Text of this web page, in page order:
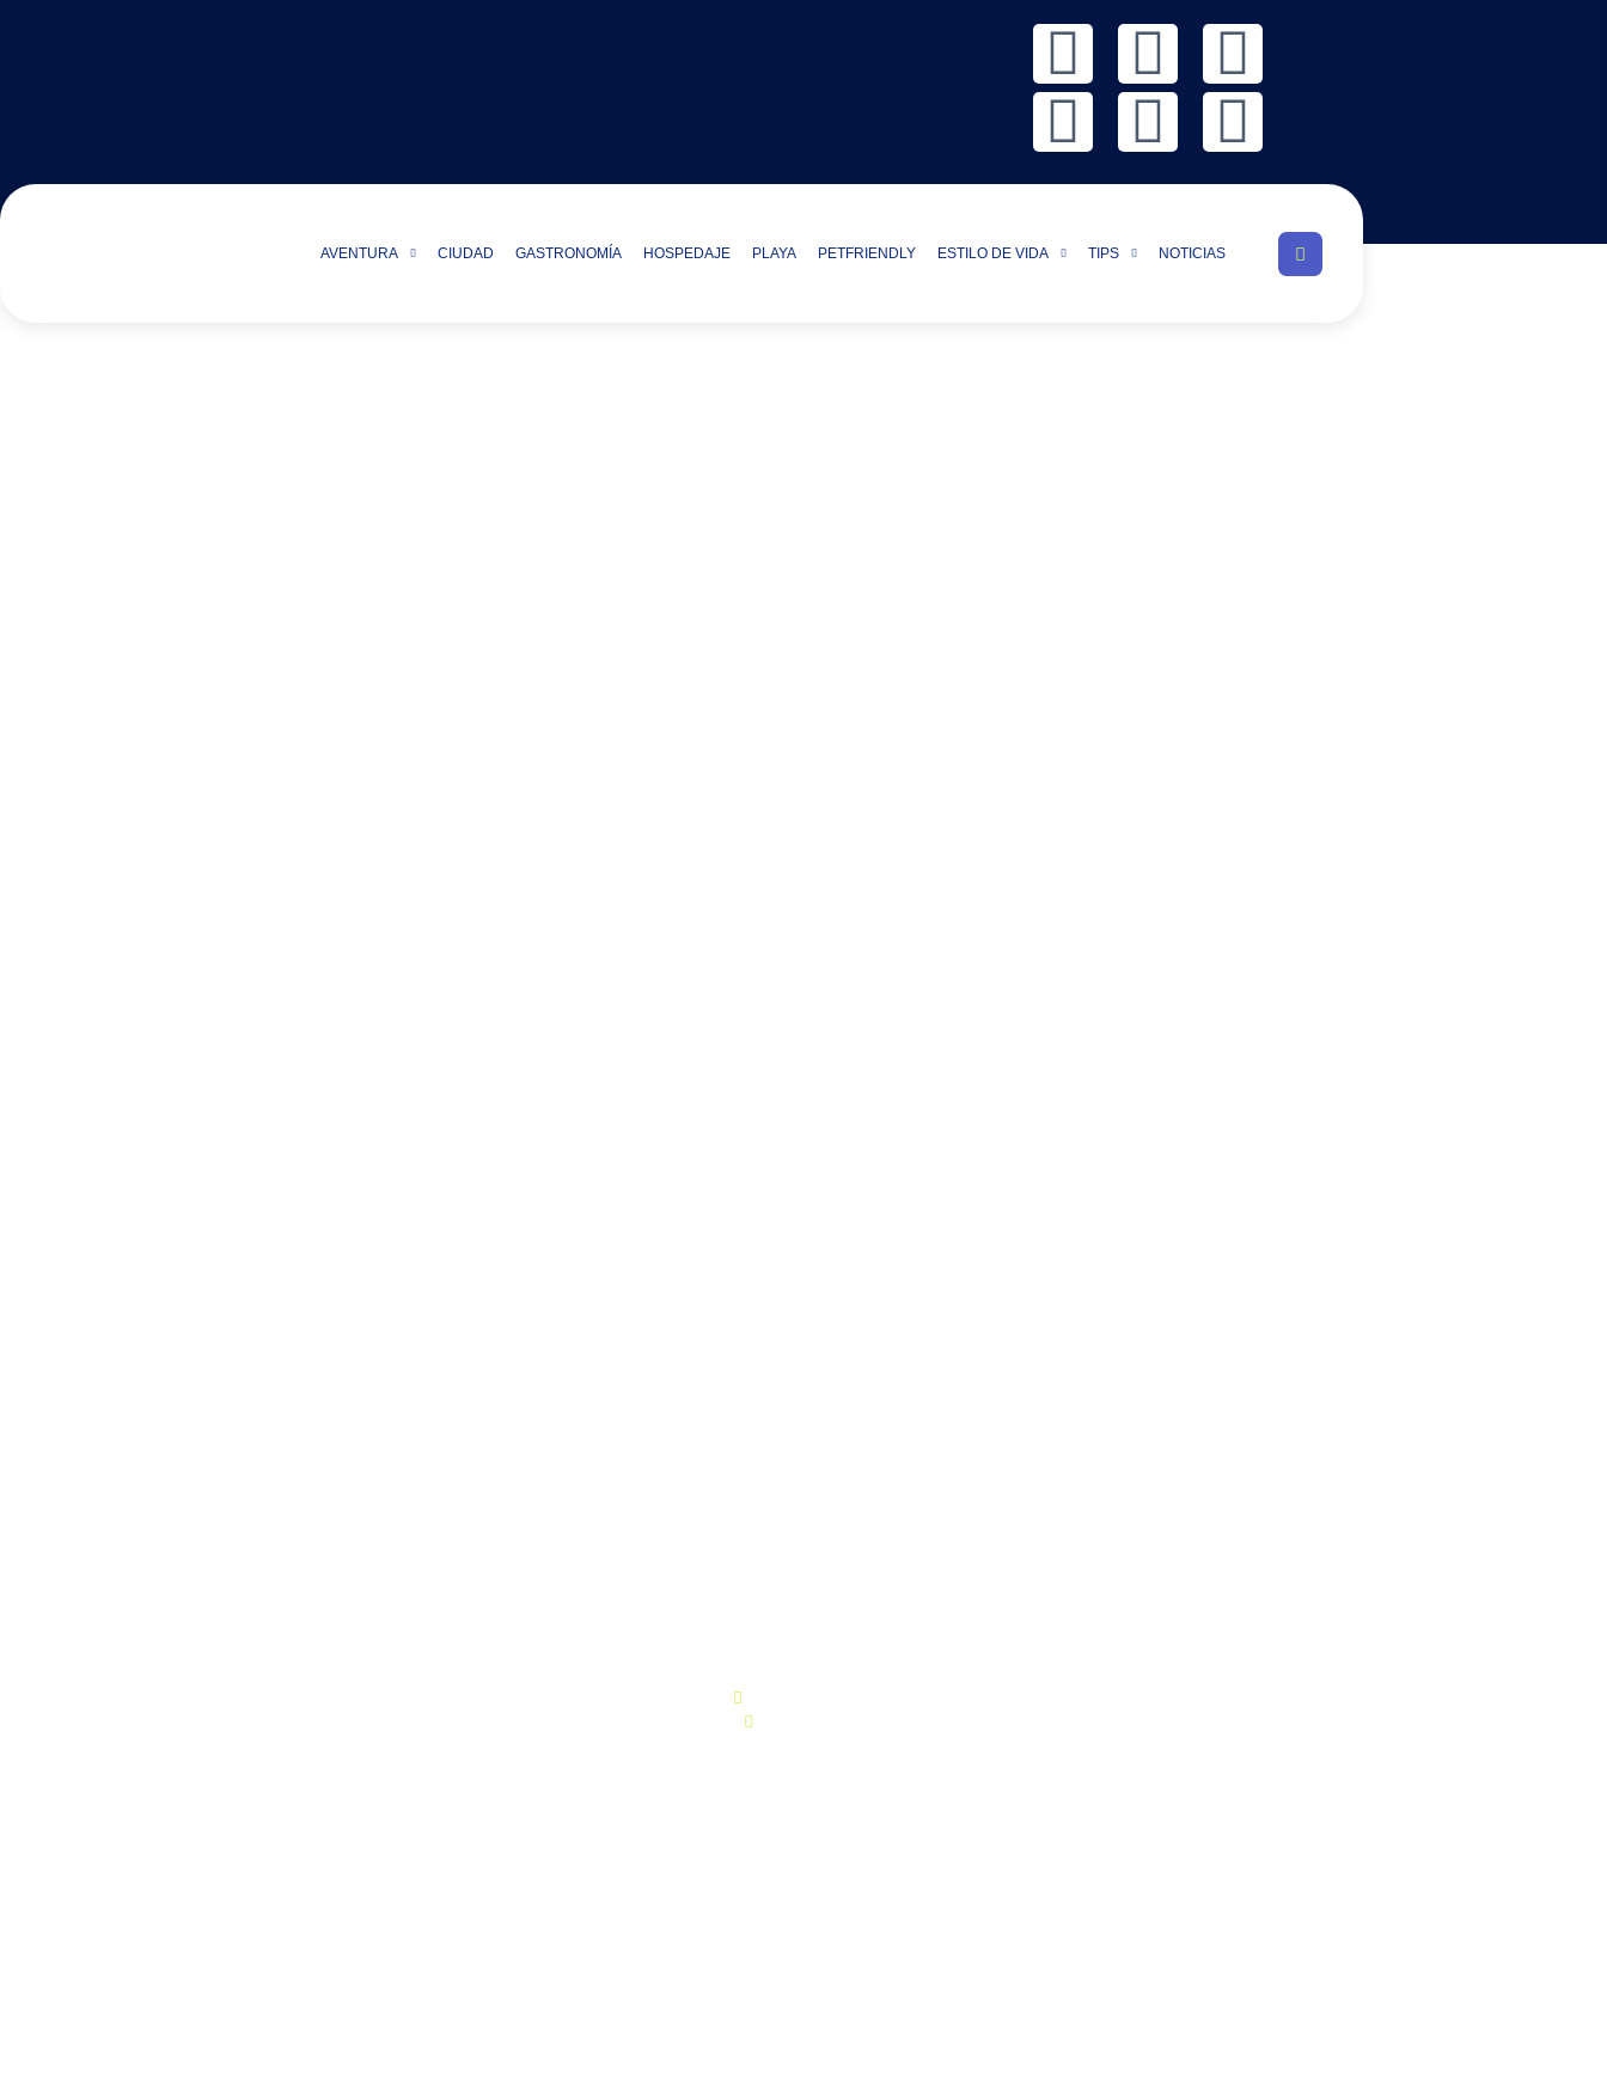
AVENTURA CIUDAD GASTRONOMÍA HOSPEDAJE PLAYA PETFRIENDLY ESTILO DE VIDA TIPS NOTICIAS